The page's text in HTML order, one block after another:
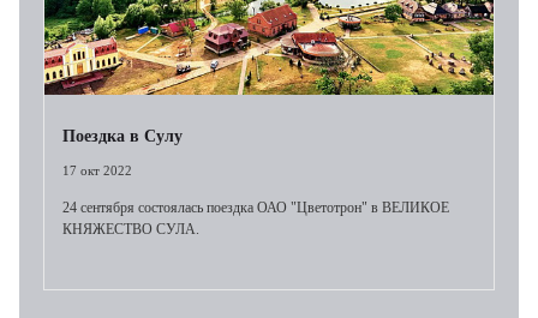
Поездка в Сулу
17 окт 2022
24 сентября состоялась поездка ОАО "Цветотрон" в ВЕЛИКОЕ
КНЯЖЕСТВО СУЛА.